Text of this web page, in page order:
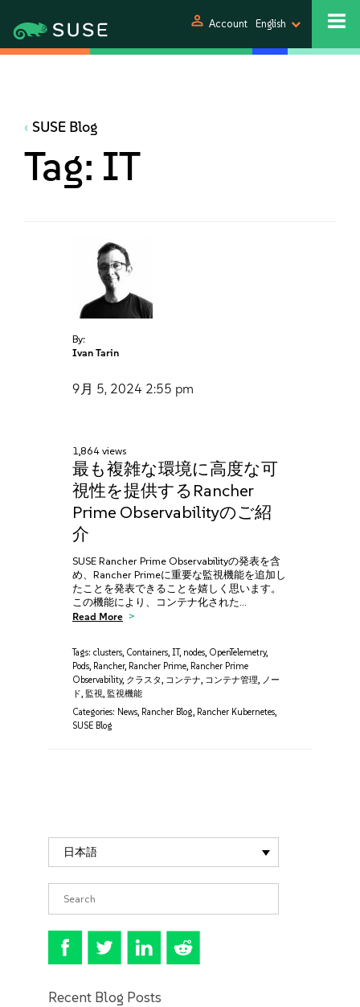
person Account English
SUSE Blog
Tag: IT
By:
Ivan Tarin
9月 5, 2024 2:55 pm
1,864 views
最も複雑な環境に高度な可
視性を提供するRancher
Prime Observabilityのご紹
介
SUSE Rancher Prime Observabilityの発表を含
め、Rancher Primeに重要な監視機能を追加し
たことを発表できることを嬉しく思います。
この機能により、コンテナ化された…
Read More
Tags: clusters, Containers, IT, nodes, OpenTelemetry,
Pods, Rancher, Rancher Prime, Rancher Prime
Observability, クラスタ, コンテナ, コンテナ管理, ノー
ド, 監視, 監視機能
Categories: News, Rancher Blog, Rancher Kubernetes,
SUSE Blog
日本語
Recent Blog Posts